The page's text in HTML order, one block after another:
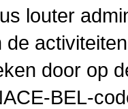
louter
de
door op
BEL-